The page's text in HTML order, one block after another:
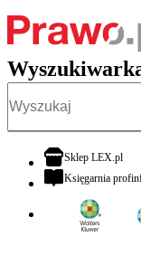
Sklep LEX.pl
Księgarnia